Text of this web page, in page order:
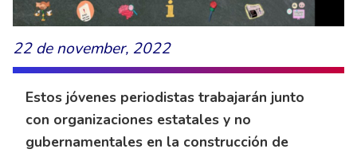
22 de november, 2022
Estos jóvenes periodistas trabajarán junto
con organizaciones estatales y no
gubernamentales en la construcción de